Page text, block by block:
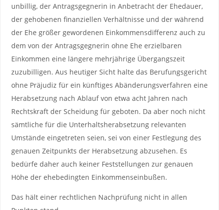
unbillig, der Antragsgegnerin in Anbetracht der Ehedauer,
der gehobenen finanziellen Verhältnisse und der während
der Ehe größer gewordenen Einkommensdifferenz auch zu
dem von der Antragsgegnerin ohne Ehe erzielbaren
Einkommen eine längere mehrjährige Übergangszeit
zuzubilligen. Aus heutiger Sicht halte das Berufungsgericht
ohne Präjudiz für ein künftiges Abänderungsverfahren eine
Herabsetzung nach Ablauf von etwa acht Jahren nach
Rechtskraft der Scheidung für geboten. Da aber noch nicht
sämtliche für die Unterhaltsherabsetzung relevanten
Umstände eingetreten seien, sei von einer Festlegung des
genauen Zeitpunkts der Herabsetzung abzusehen. Es
bedürfe daher auch keiner Feststellungen zur genauen
Höhe der ehebedingten Einkommenseinbußen.
Das hält einer rechtlichen Nachprüfung nicht in allen